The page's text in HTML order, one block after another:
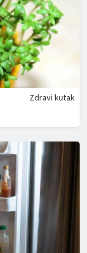
Zdravi kutak